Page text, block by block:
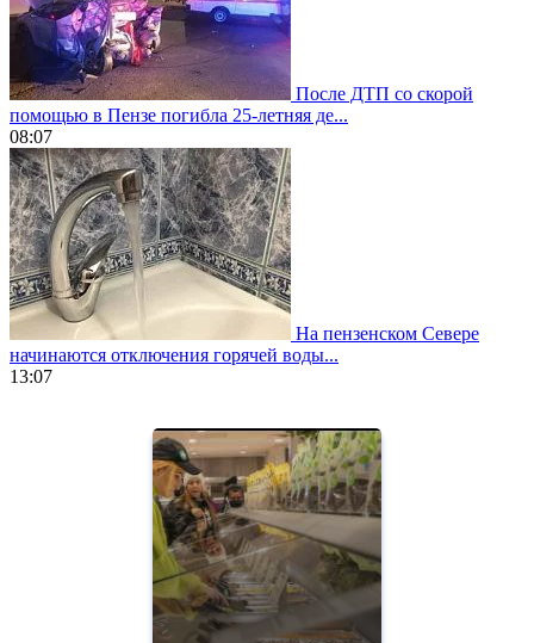
После ДТП со скорой
помощью в Пензе погибла 25-летняя де...
08:07
На пензенском Севере
начинаются отключения горячей воды...
13:07
https://gradewatches.to/